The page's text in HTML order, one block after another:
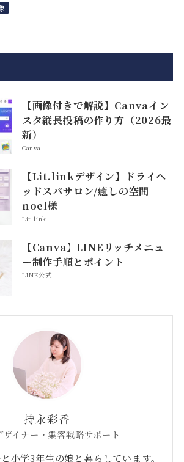
【画像付きで解説】Canvaイン
スタ縦長投稿の作り方（2026最
新）
Canva
【Lit.linkデザイン】ドライヘ
ッドスパサロン/癒しの空間
noel様
Lit.link
【Canva】LINEリッチメニュ
ー制作手順とポイント
LINE公式
持永彩香
イナー・集客戦略サポート
小学3年生の娘と暮らしています。